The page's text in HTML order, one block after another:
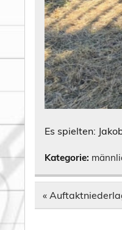
Es spielten:
Kategorie:
«